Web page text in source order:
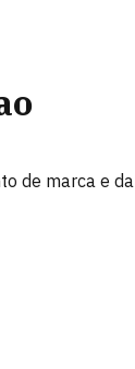
de marca e da